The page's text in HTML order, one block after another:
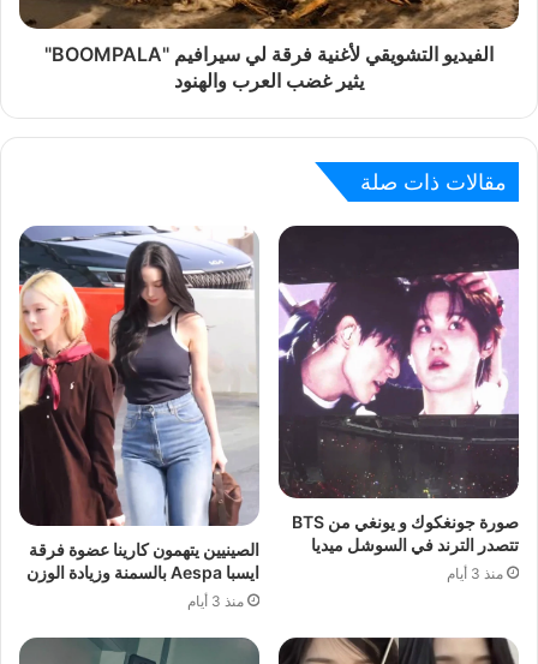
الفيديو التشويقي لأغنية فرقة لي سيرافيم "BOOMPALA"
يثير غضب العرب والهنود
مقالات ذات صلة
صورة جونغكوك و يونغي من BTS
تتصدر الترند في السوشل ميديا
منذ 3 أيام
الصينيين يتهمون كارينا عضوة فرقة
ايسبا Aespa بالسمنة وزيادة الوزن
منذ 3 أيام